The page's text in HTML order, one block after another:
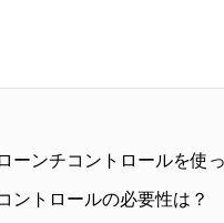
ーンチコントロールを使
ントロールの必要性は？